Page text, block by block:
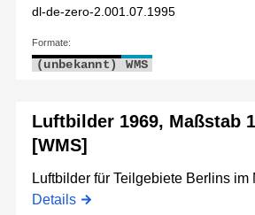
dl-de-zero-2.001.07.1995
Formate:
(unbekannt) WMS
Luftbilder 1969, Maßstab
[WMS]
Luftbilder für Teilgebiete Berlins im
Details